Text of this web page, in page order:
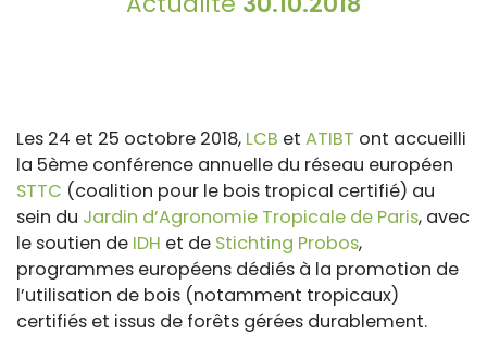
Les 24 et 25 octobre 2018, LCB et ATIBT ont accueilli
la 5ème conférence annuelle du réseau européen
STTC (coalition pour le bois tropical certifié) au
sein du Jardin d’Agronomie Tropicale de Paris, avec
le soutien de IDH et de Stichting Probos,
programmes européens dédiés à la promotion de
l’utilisation de bois (notamment tropicaux)
certifiés et issus de forêts gérées durablement.